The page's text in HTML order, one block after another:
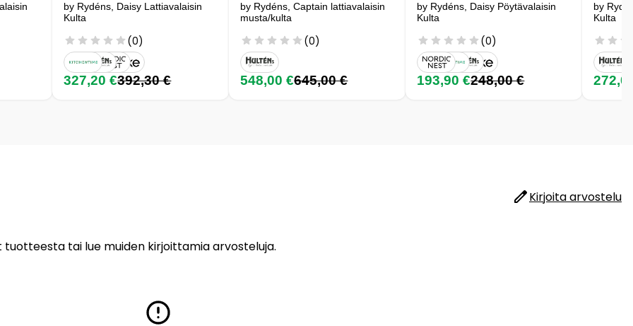
by Rydéns, Daisy Lattiavalaisin
Kulta
(0)
327,20 €392,30 €
by Rydéns, Captain lattiavalaisin
musta/kulta
(0)
548,00 €645,00 €
by Rydéns, Daisy Pöytävalaisin
Kulta
(0)
193,90 €248,00 €
by
Kulta
Kirjoita arvostelu
tai lue muiden kirjoittamia arvosteluja.